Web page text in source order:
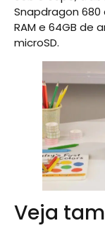
Snapdragon
RAM e 64GB de
microSD.
Veja